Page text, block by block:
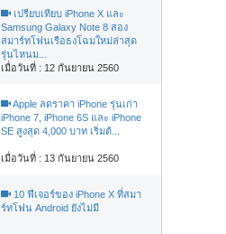
เปรียบเทียบ iPhone X และ
Samsung Galaxy Note 8 สอง
สมาร์ทโฟนเรือธงโฉมใหม่ล่าสุด
รุ่นไหนม...
เมื่อวันที่ : 12 กันยายน 2560
Apple ลดราคา iPhone รุ่นเก่า
iPhone 7, iPhone 6S และ iPhone
SE สูงสุด 4,000 บาท เริ่มต้...
เมื่อวันที่ : 13 กันยายน 2560
10 ฟีเจอร์ของ iPhone X ที่สมา
ร์ทโฟน Android ยังไม่มี